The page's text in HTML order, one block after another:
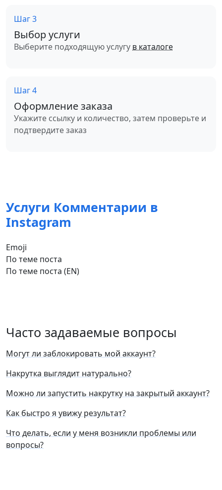
Шаг 3
Выбор услуги
Выберите подходящую услугу в каталоге
Шаг 4
Оформление заказа
Укажите ссылку и количество, затем проверьте и
подтвердите заказ
Услуги Комментарии в
Instagram
Emoji
По теме поста
По теме поста (EN)
Часто задаваемые вопросы
Могут ли заблокировать мой аккаунт?
Накрутка выглядит натурально?
Можно ли запустить накрутку на закрытый аккаунт?
Как быстро я увижу результат?
Что делать, если у меня возникли проблемы или
вопросы?